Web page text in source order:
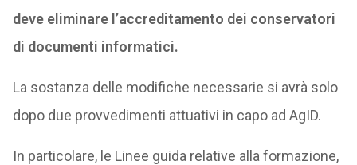
deve eliminare l’accreditamento dei conservatori
di documenti informatici.
La sostanza delle modifiche necessarie si avrà solo
dopo due provvedimenti attuativi in capo ad AgID.
In particolare, le Linee guida relative alla formazione,